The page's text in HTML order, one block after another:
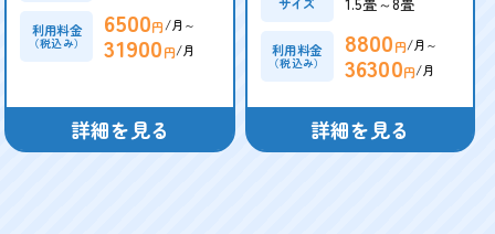
利用料金
（税込み）
6500円/月～
31900円/月
詳細を見る
利用料金
（税込み）
8800円/月～
36300円/月
詳細を見る